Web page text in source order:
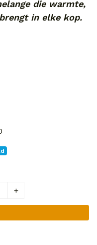
die warmte,
in elke kop.
+